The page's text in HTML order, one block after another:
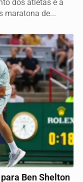
dos atletas e a
maratona de...
Ben Shelton